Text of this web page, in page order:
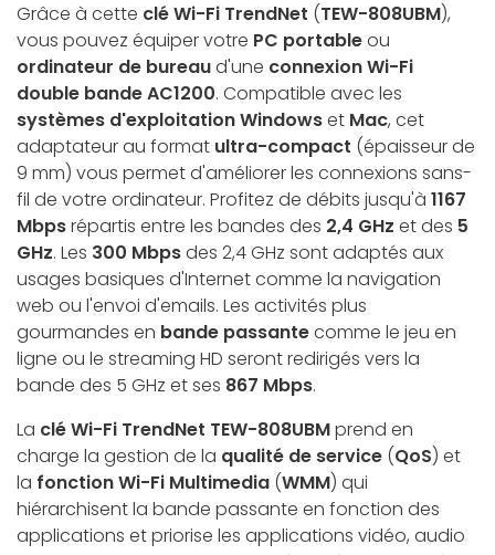
Grâce à cette clé Wi-Fi TrendNet (TEW-808UBM),
vous pouvez équiper votre PC portableou
ordinateur de bureaud'une connexion Wi-Fi
double bande AC1200. Compatible avec les
systèmes d'exploitation Windowset Mac, cet
adaptateur au format ultra-compact (épaisseur de
9 mm) vous permet d'améliorer les connexions sans-
fil de votre ordinateur. Profitez de débits jusqu'à 1167
Mbpsrépartis entre les bandes des 2,4 GHz et des 5
GHz. Les 300 Mbpsdes 2,4 GHz sont adaptés aux
usages basiques d'Internet comme la navigation
web ou l'envoi d'emails. Les activités plus
gourmandes en bande passantecomme le jeu en
ligne ou le streaming HD seront redirigés vers la
bande des 5 GHz et ses 867 Mbps.
La clé Wi-Fi TrendNet TEW-808UBMprend en
charge la gestion de la qualité de service (QoS) et
la fonction Wi-Fi Multimedia (WMM) qui
hiérarchisent la bande passante en fonction des
applications et priorise les applications vidéo, audio